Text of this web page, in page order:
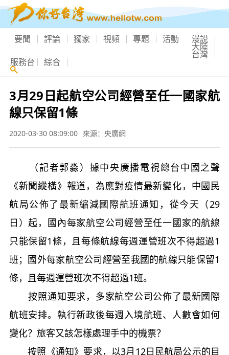
要聞 評論 獨家 視頻 專題 活動 漫説
大陸
台灣
服務台 綜合
3月29日起航空公司經營至任一國家航
線只保留1條
2020-03-30 08:09:00 來源：央廣網
（記者郭淼）據中央廣播電視總台中國之聲
《新聞縱橫》報道，為應對疫情最新變化，中國民
航局公佈了最新縮減國際航班通知，從今天（29
日）起，國內每家航空公司經營至任一國家的航線
只能保留1條，且每條航線每週運營班次不得超過1
班；國外每家航空公司經營至我國的航線只能保留1
條，且每週運營班次不得超過1班。
按照通知要求，多家航空公司公佈了最新國際
航班安排。執行新政後每週入境航班、人數會如何
變化？旅客又該怎樣處理手中的機票？
按照《通知》要求，以3月12日民航局公示的目